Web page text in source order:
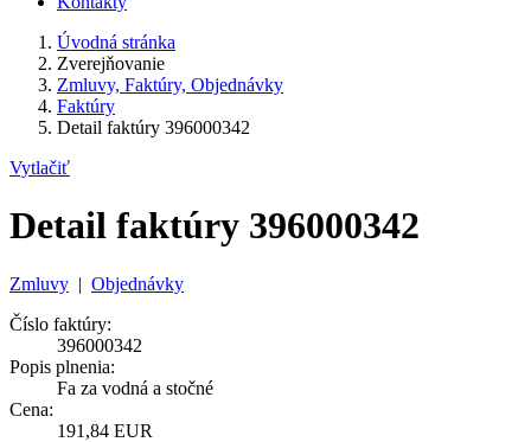
Úvodná stránka
Zverejňovanie
Zmluvy, Faktúry, Objednávky
Faktúry
Detail faktúry 396000342
Vytlačiť
Detail faktúry 396000342
Zmluvy | Objednávky
Číslo faktúry:
396000342
Popis plnenia:
Fa za vodná a stočné
Cena:
191,84 EUR